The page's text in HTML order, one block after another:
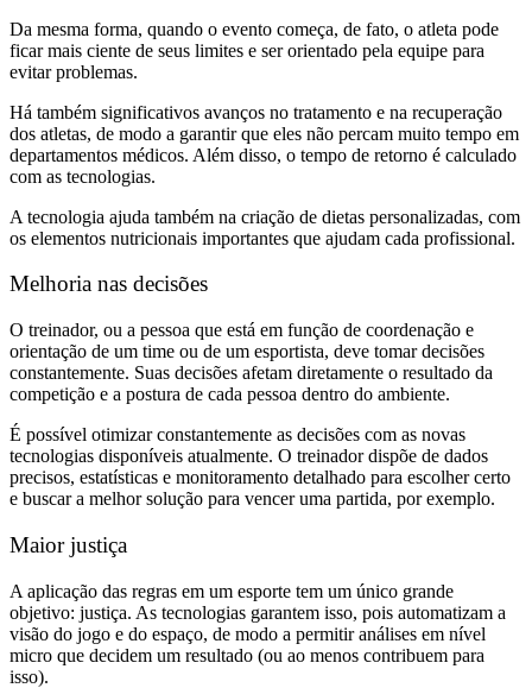
Da mesma forma, quando o evento começa, de fato, o atleta pode
ficar mais ciente de seus limites e ser orientado pela equipe para
evitar problemas.
Há também significativos avanços no tratamento e na recuperação
dos atletas, de modo a garantir que eles não percam muito tempo em
departamentos médicos. Além disso, o tempo de retorno é calculado
com as tecnologias.
A tecnologia ajuda também na criação de dietas personalizadas, com
os elementos nutricionais importantes que ajudam cada profissional.
Melhoria nas decisões
O treinador, ou a pessoa que está em função de coordenação e
orientação de um time ou de um esportista, deve tomar decisões
constantemente. Suas decisões afetam diretamente o resultado da
competição e a postura de cada pessoa dentro do ambiente.
É possível otimizar constantemente as decisões com as novas
tecnologias disponíveis atualmente. O treinador dispõe de dados
precisos, estatísticas e monitoramento detalhado para escolher certo
e buscar a melhor solução para vencer uma partida, por exemplo.
Maior justiça
A aplicação das regras em um esporte tem um único grande
objetivo: justiça. As tecnologias garantem isso, pois automatizam a
visão do jogo e do espaço, de modo a permitir análises em nível
micro que decidem um resultado (ou ao menos contribuem para
isso).